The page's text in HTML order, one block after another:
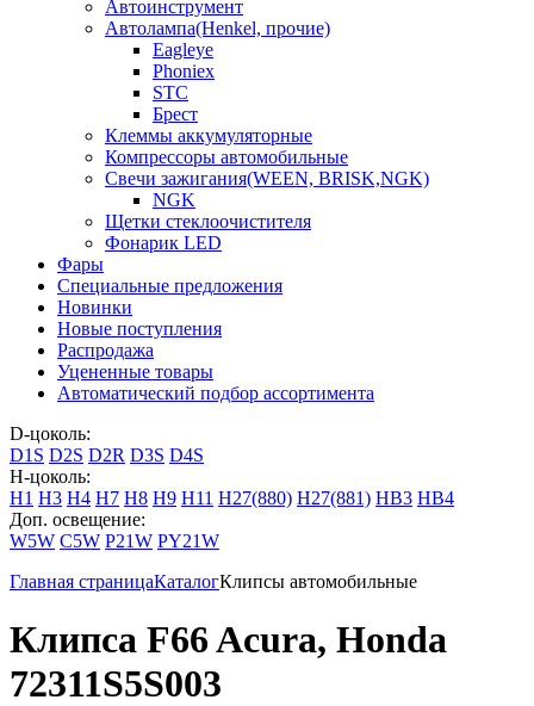
Автоинструмент
Автолампа(Henkel, прочие)
Eagleye
Phoniex
STC
Брест
Клеммы аккумуляторные
Компрессоры автомобильные
Свечи зажигания(WEEN, BRISK,NGK)
NGK
Щетки стеклоочистителя
Фонарик LED
Фары
Специальные предложения
Новинки
Новые поступления
Распродажа
Уцененные товары
Автоматический подбор ассортимента
D-цоколь:
D1S D2S D2R D3S D4S
H-цоколь:
H1 H3 H4 H7 H8 H9 H11 H27(880) H27(881) HB3 HB4
Доп. освещение:
W5W C5W P21W PY21W
Главная страницаКаталогКлипсы автомобильные
Клипса F66 Acura, Honda
72311S5S003